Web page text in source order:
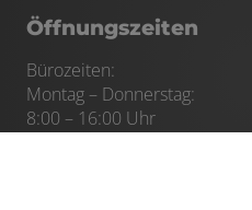
Öffnungszeiten
Bürozeiten:
Montag – Donnerstag:
8:00 – 16:00 Uhr